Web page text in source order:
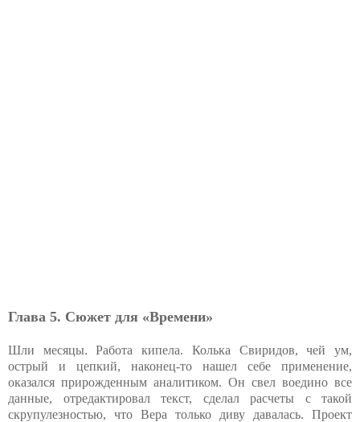
Глава 5. Сюжет для «Времени»
Шли месяцы. Работа кипела. Колька Свиридов, чей ум,
острый и цепкий, наконец-то нашел себе применение,
оказался прирожденным аналитиком. Он свел воедино все
данные, отредактировал текст, сделал расчеты с такой
скрупулезностью, что Вера только диву давалась. Проект